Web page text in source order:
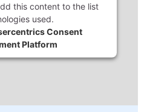
this content to the list
used.
Consent
Platform